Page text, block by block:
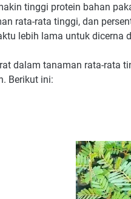
tinggi protein bahan
rata-rata tinggi, dan
lebih lama untuk dicerna
dalam tanaman rata-rata
Berikut ini: